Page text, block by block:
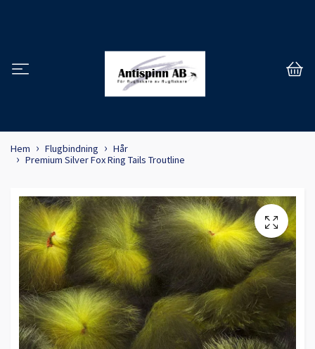
Hem Flugbindning
Hår
Premium Silver Fox Ring Tails Troutline